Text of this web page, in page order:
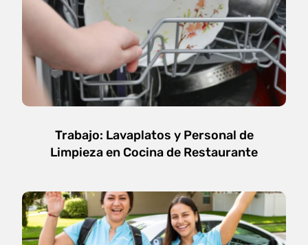
Trabajo: Lavaplatos y Personal de
Limpieza en Cocina de Restaurante